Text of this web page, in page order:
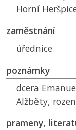
Horní
zaměstnání
úřednice
poznámky
dcera
Alžběty,
prameny,